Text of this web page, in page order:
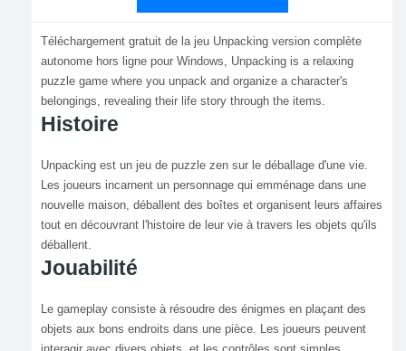
Téléchargement gratuit de la jeu Unpacking version complète
autonome hors ligne pour Windows, Unpacking is a relaxing
puzzle game where you unpack and organize a character's
belongings, revealing their life story through the items.
Histoire
Unpacking est un jeu de puzzle zen sur le déballage d'une vie.
Les joueurs incarnent un personnage qui emménage dans une
nouvelle maison, déballent des boîtes et organisent leurs affaires
tout en découvrant l'histoire de leur vie à travers les objets qu'ils
déballent.
Jouabilité
Le gameplay consiste à résoudre des énigmes en plaçant des
objets aux bons endroits dans une pièce. Les joueurs peuvent